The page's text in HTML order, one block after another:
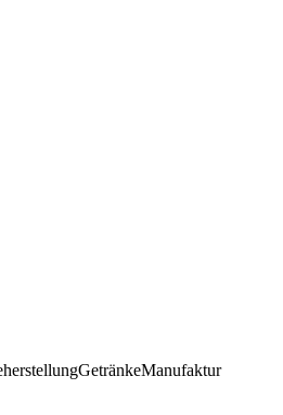
GetränkeManufaktur